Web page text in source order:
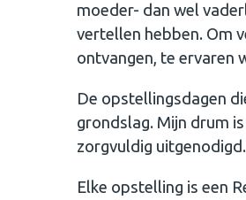
moeder- dan wel
vertellen hebben. Om
ontvangen, te ervaren
De opstellingsdagen
grondslag. Mijn drum
zorgvuldig uitgenodigd.
Elke opstelling is een